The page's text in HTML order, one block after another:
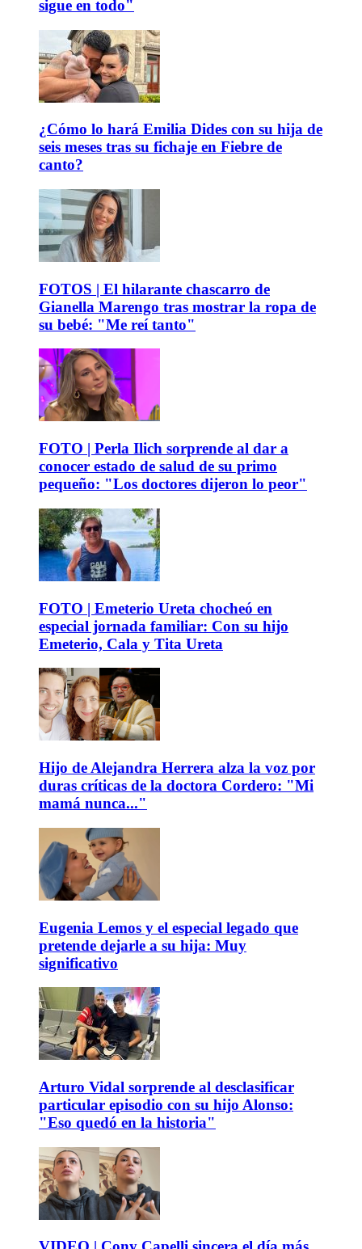
sigue en todo"
¿Cómo lo hará Emilia Dides con su hija de
seis meses tras su fichaje en Fiebre de
canto?
FOTOS | El hilarante chascarro de
Gianella Marengo tras mostrar la ropa de
su bebé: "Me reí tanto"
FOTO | Perla Ilich sorprende al dar a
conocer estado de salud de su primo
pequeño: "Los doctores dijeron lo peor"
FOTO | Emeterio Ureta chocheó en
especial jornada familiar: Con su hijo
Emeterio, Cala y Tita Ureta
Hijo de Alejandra Herrera alza la voz por
duras críticas de la doctora Cordero: "Mi
mamá nunca..."
Eugenia Lemos y el especial legado que
pretende dejarle a su hija: Muy
significativo
Arturo Vidal sorprende al desclasificar
particular episodio con su hijo Alonso:
"Eso quedó en la historia"